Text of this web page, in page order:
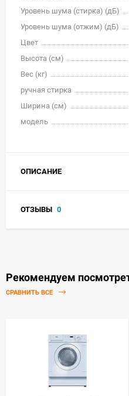
Уровень шума (стирка) (дБ)
Уровень шума (отжим) (дБ)
Цвет
Высота (см)
Вес (кг)
ручная стирка
Ширина (см)
модель
ОПИСАНИЕ
ОТЗЫВЫ 0
Рекомендуем
СРАВНИТЬ ВСЕ